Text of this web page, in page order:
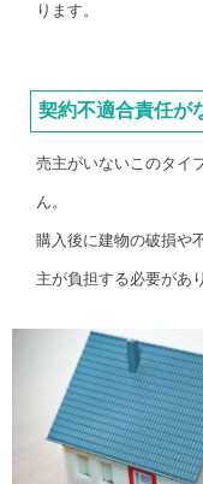
ります。
契約不適合責任が
売主がいないこのタイ
ん。
購入後に建物の破損や
主が負担する必要があ